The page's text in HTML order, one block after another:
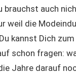
brauchst auch
weil die
kannst Dich
schon fragen:
Jahre darauf